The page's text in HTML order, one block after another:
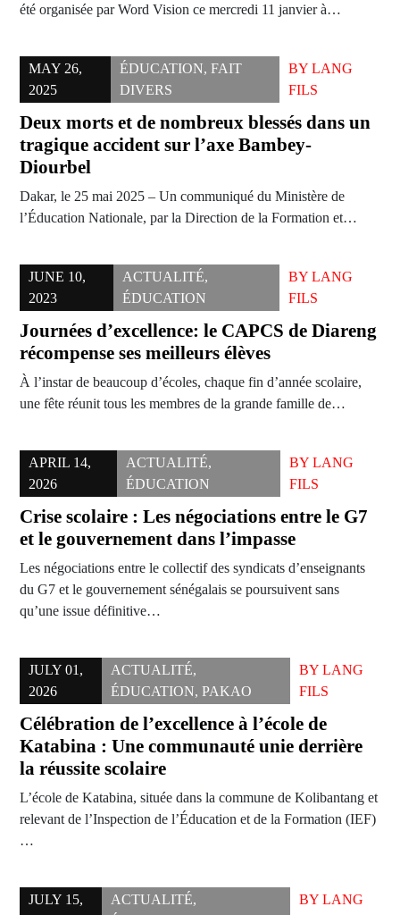
été organisée par Word Vision ce mercredi 11 janvier à…
MAY 26,
2025
ÉDUCATION, FAIT
DIVERS
BYLANG
FILS
Deux morts et de nombreux blessés dans un
tragique accident sur l’axe Bambey-
Diourbel
Dakar, le 25 mai 2025 – Un communiqué du Ministère de
l’Éducation Nationale, par la Direction de la Formation et…
JUNE 10,
2023
ACTUALITÉ,
ÉDUCATION
BY LANG
FILS
Journées d’excellence: le CAPCS de Diareng
récompense ses meilleurs élèves
À l’instar de beaucoup d’écoles, chaque fin d’année scolaire,
une fête réunit tous les membres de la grande famille de…
APRIL 14,
2026
ACTUALITÉ,
ÉDUCATION
BYLANG
FILS
Crise scolaire : Les négociations entre le G7
et le gouvernement dans l’impasse
Les négociations entre le collectif des syndicats d’enseignants
du G7 et le gouvernement sénégalais se poursuivent sans
qu’une issue définitive…
JULY 01,
2026
ACTUALITÉ,
ÉDUCATION, PAKAO
BYLANG
FILS
Célébration de l’excellence à l’école de
Katabina : Une communauté unie derrière
la réussite scolaire
L’école de Katabina, située dans la commune de Kolibantang et
relevant de l’Inspection de l’Éducation et de la Formation (IEF)
…
JULY 15,
ACTUALITÉ,
BYLANG